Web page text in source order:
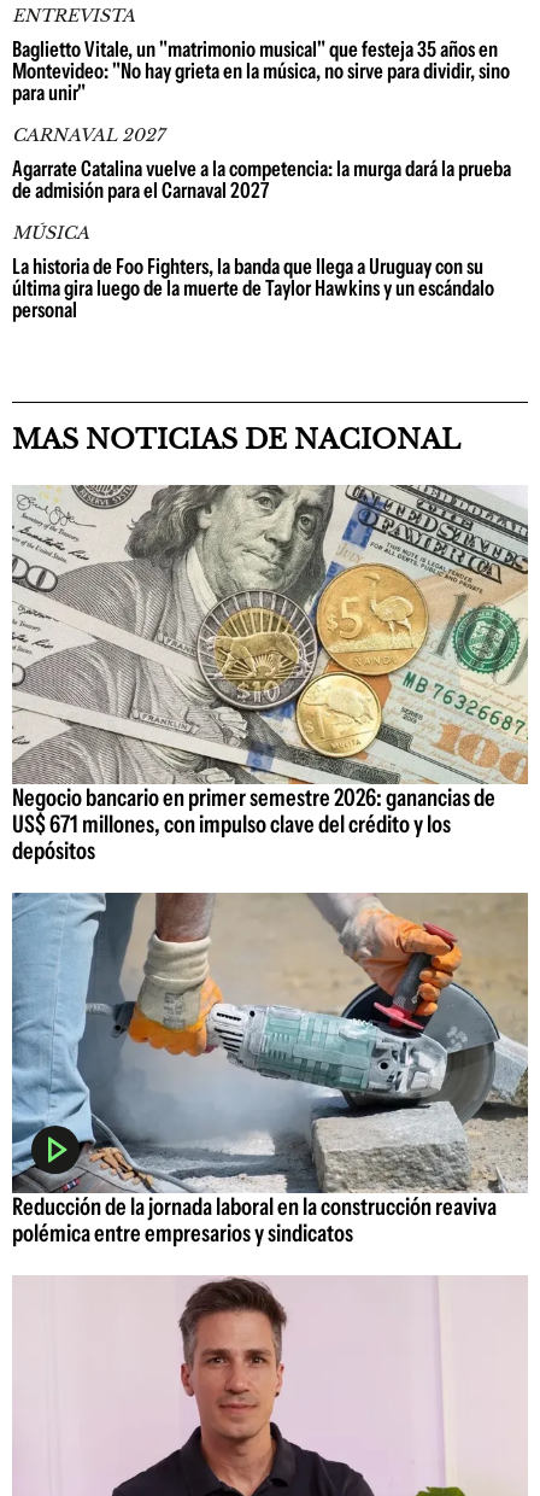
ENTREVISTA
Baglietto Vitale, un "matrimonio musical" que festeja 35 años en
Montevideo: "No hay grieta en la música, no sirve para dividir, sino
para unir"
CARNAVAL 2027
Agarrate Catalina vuelve a la competencia: la murga dará la prueba
de admisión para el Carnaval 2027
MÚSICA
La historia de Foo Fighters, la banda que llega a Uruguay con su
última gira luego de la muerte de Taylor Hawkins y un escándalo
personal
MAS NOTICIAS DE NACIONAL
Negocio bancario en primer semestre 2026: ganancias de
US$ 671 millones, con impulso clave del crédito y los
depósitos
Reducción de la jornada laboral en la construcción reaviva
polémica entre empresarios y sindicatos